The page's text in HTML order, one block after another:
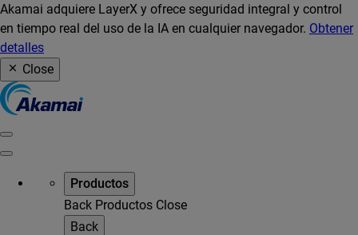
Akamai adquiere LayerX y ofrece seguridad integral y control
en tiempo real del uso de la IA en cualquier navegador. Obtener
detalles
Close
Productos
Back Productos Close
Back